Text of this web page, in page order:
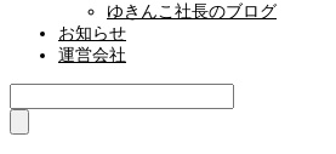
ゆきんこ社長のブログ
お知らせ
運営会社